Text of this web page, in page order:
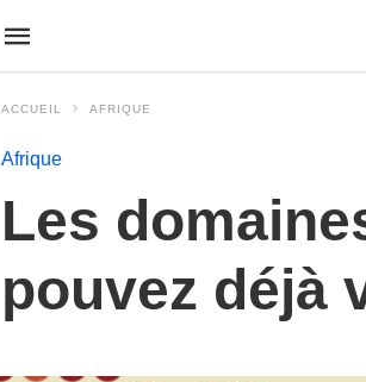
ACCUEIL AFRIQUE
Afrique
Les
pouvez déjà